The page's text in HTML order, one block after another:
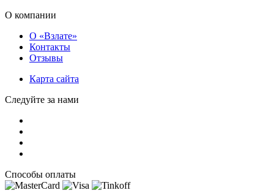
О компании
О «Взлате»
Контакты
Отзывы
Карта сайта
Следуйте за нами
Способы оплаты